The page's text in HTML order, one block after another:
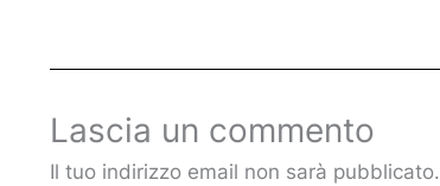
Lascia un commento
Il tuo indirizzo email non sarà pubblicato.